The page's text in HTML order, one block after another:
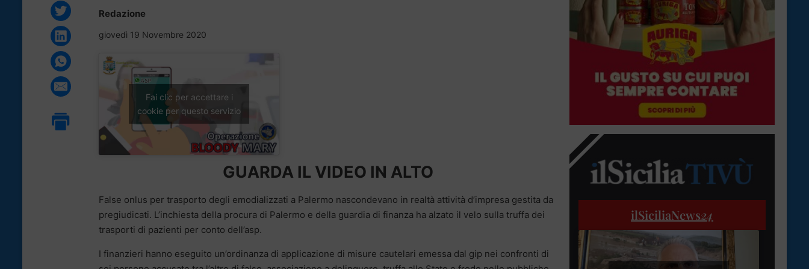
Redazione
giovedì 19 Novembre 2020
Fai clic per accettare i
cookie per questo servizio
GUARDA IL VIDEO IN ALTO
False onlus per trasporto degli emodializzati a Palermo nascondevano in realtà attività d’impresa gestita da
pregiudicati. L’inchiesta della procura di Palermo e della guardia di finanza ha alzato il velo sulla truffa dei
trasporti di pazienti per conto dell’asp.
I finanzieri hanno eseguito un’ordinanza di applicazione di misure cautelari emessa dal gip nei confronti di
ilSiciliaNews24